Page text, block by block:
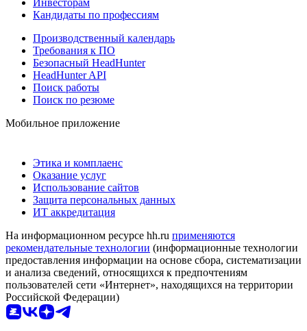
Кандидаты по профессиям
Производственный календарь
Требования к ПО
Безопасный HeadHunter
HeadHunter API
Поиск работы
Поиск по резюме
Мобильное приложение
Этика и комплаенс
Оказание услуг
Использование сайтов
Защита персональных данных
ИТ аккредитация
На информационном ресурсе hh.ru применяются
рекомендательные технологии (информационные технологии
предоставления информации на основе сбора, систематизации
и анализа сведений, относящихся к предпочтениям
пользователей сети «Интернет», находящихся на территории
Российской Федерации)